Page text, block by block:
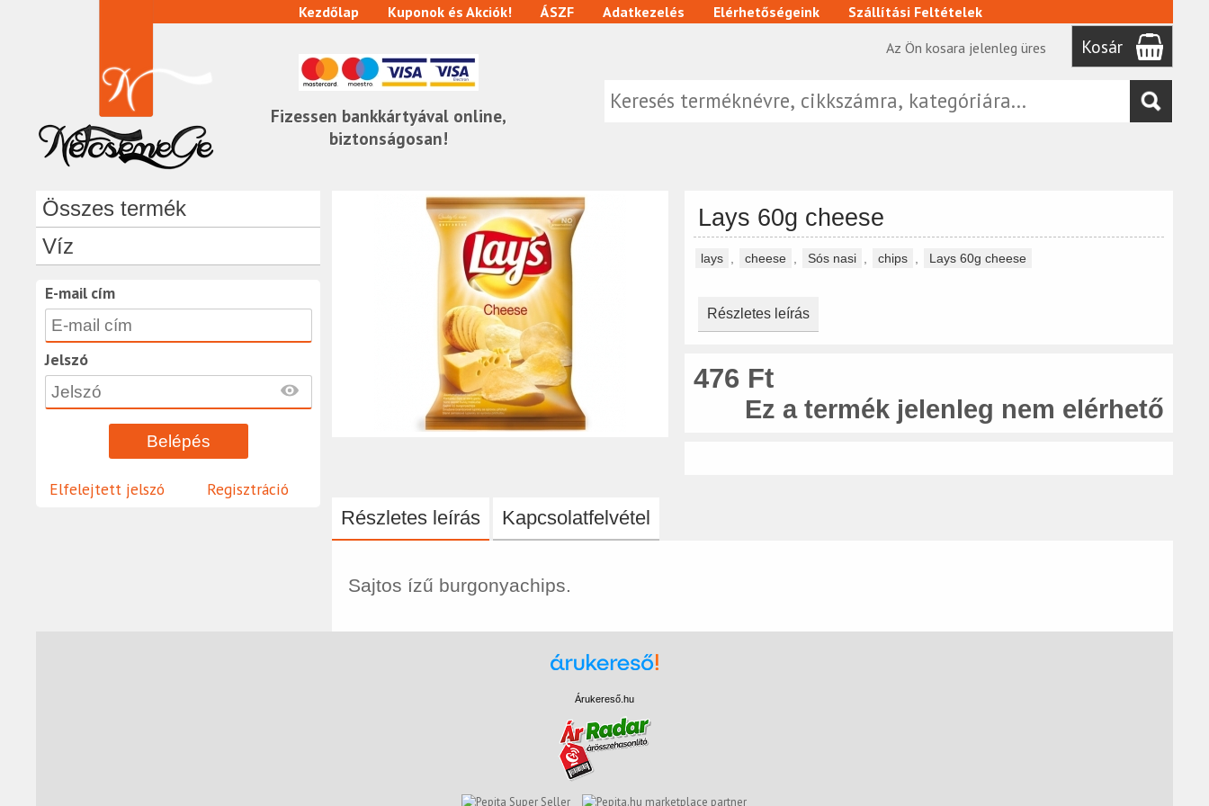
Fizessen bankkártyával online,
biztonságosan!
Kezdőlap Kuponok és Akciók! ÁSZF Adatkezelés Elérhetőségeink
Szállítási Feltételek
Az Ön kosara jelenleg üres
Kosár
Összes termék
Víz
E-mail cím
Jelszó
Elfelejtett jelszó Regisztráció
Lays 60g cheese
lays cheese Sós nasi chips Lays 60g cheese
Részletes leírás
476 Ft
Ez a termék jelenleg nem elérhető
Részletes leírás Kapcsolatfelvétel
Sajtos ízű burgonyachips.
Árukereső.hu
marketplace partner